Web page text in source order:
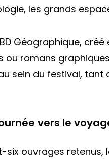
les grands
Géographique,
ou romans
sein du festival,
vers le
six ouvrages retenus,